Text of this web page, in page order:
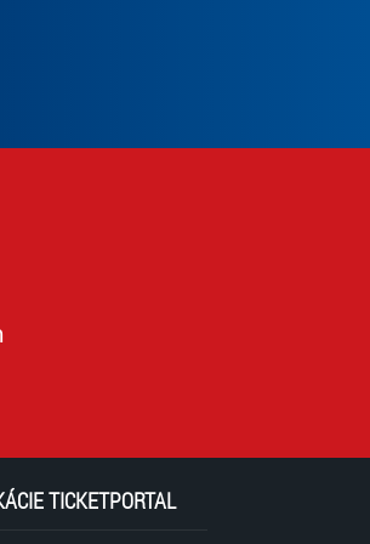
na odber newslettra. Bez súhlasu nie je možné vás
TICKETPORTAL